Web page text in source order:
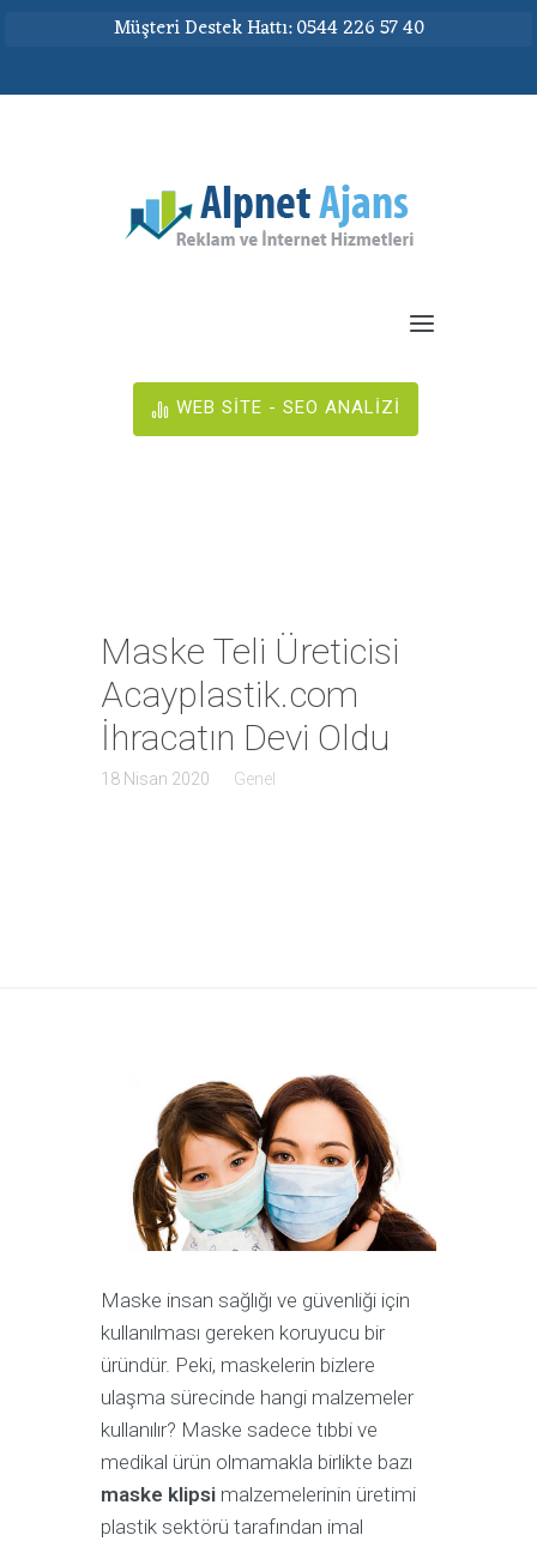
Müşteri Destek Hattı: 0544 226 57 40
WEB SİTE - SEO ANALİZİ
Maske Teli Üreticisi
Acayplastik.com
İhracatın Devi Oldu
18 Nisan 2020 Genel
Maske insan sağlığı ve güvenliği için
kullanılması gereken koruyucu bir
üründür. Peki, maskelerin bizlere
ulaşma sürecinde hangi malzemeler
kullanılır? Maske sadece tıbbi ve
medikal ürün olmamakla birlikte bazı
maske klipsi malzemelerinin üretimi
plastik sektörü tarafından imal